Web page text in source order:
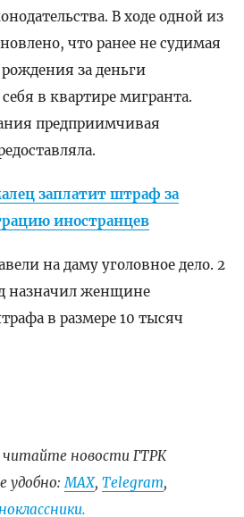
В ходе одной из
что ранее не судимая
за деньги
в квартире мигранта.
предприимчивая
заплатит штраф за
иностранцев
на даму уголовное дело. 2
назначил женщине
в размере 10 тысяч
новости ГТРК
удобно: МАХ, Telegram,